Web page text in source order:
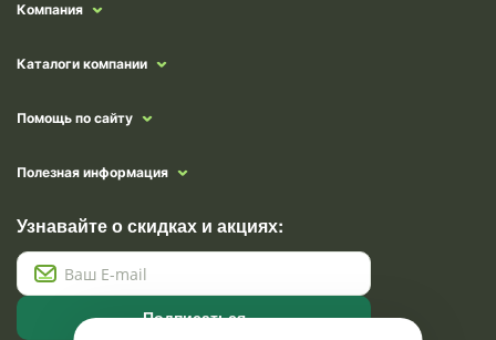
Компания
Каталоги компании
Помощь по сайту
Полезная информация
Узнавайте о скидках и акциях:
Подписаться